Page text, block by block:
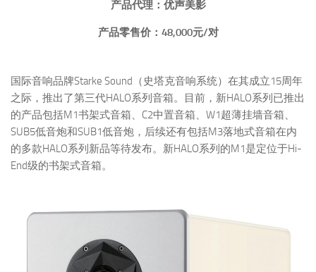
产品代理：优声美影
产品零售价：48,000元/对
国际音响品牌Starke Sound（史塔克音响系统）在其成立15周年
之际，推出了第三代HALO系列音箱。目前，新HALO系列已推出
的产品包括M1书架式音箱、C2中置音箱、W1超薄挂墙音箱、
SUB5低音炮和SUB1低音炮，后续还有包括M3落地式音箱在内
的多款HALO系列新品等待发布。新HALO系列的M1是定位于Hi-
End级的书架式音箱。